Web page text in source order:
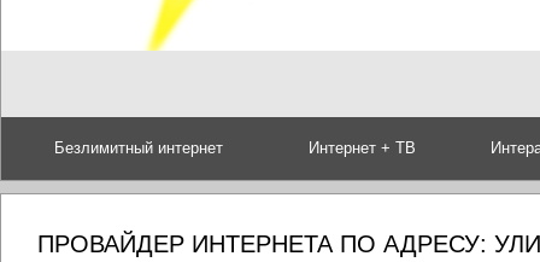
Безлимитный интернет Интернет + ТВ
ПРОВАЙДЕР ИНТЕРНЕТА ПО АДРЕСУ: